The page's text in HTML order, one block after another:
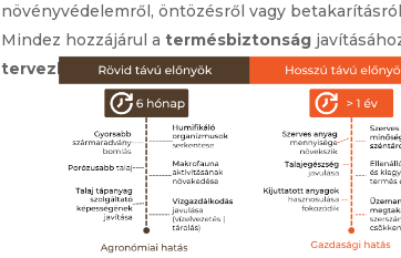
növényvédelemről, öntözésről vagy
Mindez hozzájárul atermésbiztonság
tervezhetőbb, kiszámíthatóbb